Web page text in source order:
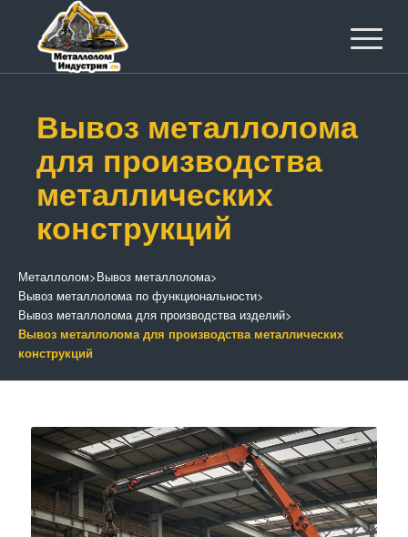
Вывоз металлолома
для производства
металлических
конструкций
Металлолом>Вывоз металлолома>
Вывоз металлолома по функциональности>
Вывоз металлолома для производства изделий>
Вывоз металлолома для производства металлических
конструкций